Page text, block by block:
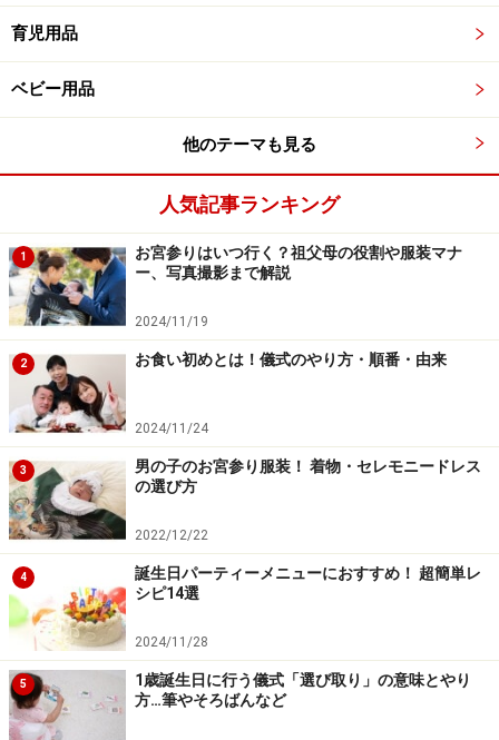
育児用品
ベビー用品
他のテーマも見る
人気記事ランキング
1
お宮参りはいつ行く？祖父母の役割や服装マナ
ー、写真撮影まで解説
2024/11/19
2 お食い初めとは！儀式のやり方・順番・由来
2024/11/24
3
男の子のお宮参り服装！ 着物・セレモニードレス
の選び方
2022/12/22
4
誕生日パーティーメニューにおすすめ！ 超簡単レ
シピ14選
2024/11/28
5
1歳誕生日に行う儀式「選び取り」の意味とやり
方…筆やそろばんなど